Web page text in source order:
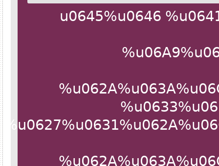
%u0645%u0646